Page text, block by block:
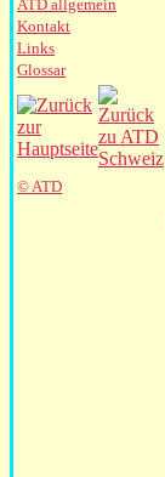
ATD allgemein
Kontakt
Links
Glossar
© ATD